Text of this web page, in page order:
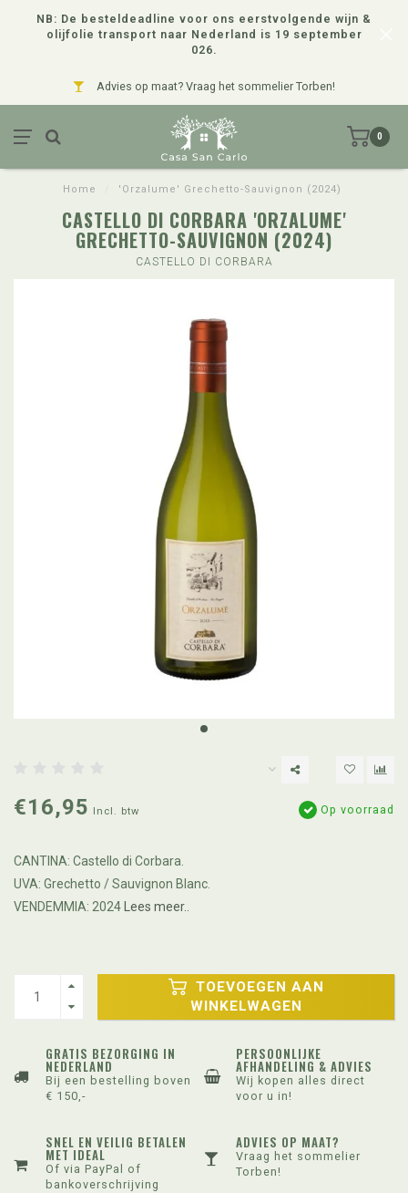
NB: De besteldeadline voor ons eerstvolgende wijn &
olijfolie transport naar Nederland is 19 september
026.
Advies op maat? Vraag het sommelier Torben!
0
Home 'Orzalume' Grechetto-Sauvignon (2024)
CASTELLO DI CORBARA 'ORZALUME'
GRECHETTO-SAUVIGNON (2024)
CASTELLO DI CORBARA
€16,95 Incl. btw Op voorraad
CANTINA: Castello di Corbara.
UVA: Grechetto / Sauvignon Blanc.
VENDEMMIA: 2024 Lees meer..
TOEVOEGEN AAN
WINKELWAGEN
GRATIS BEZORGING IN
NEDERLAND
Bij een bestelling boven
€ 150,-
PERSOONLIJKE
AFHANDELING & ADVIES
Wij kopen alles direct
voor u in!
SNEL EN VEILIG BETALEN
MET IDEAL
Of via PayPal of
bankoverschrijving
ADVIES OP MAAT?
Vraag het sommelier
Torben!